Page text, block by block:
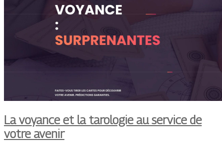
La voyance et la tarologie au service de
votre avenir